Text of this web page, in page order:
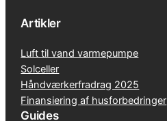
Artikler
Luft til vand varmepumpe
Solceller
Håndværkerfradrag 2025
Finansiering af husforbedringer
Guides